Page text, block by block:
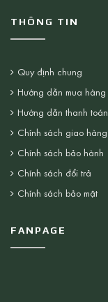
THÔNG TIN
Quy định chung
Hướng dẫn mua hàng
Hướng dẫn thanh toán
Chính sách giao hàng
Chính sách bảo hành
Chính sách đổi trả
Chính sách bảo mật
FANPAGE